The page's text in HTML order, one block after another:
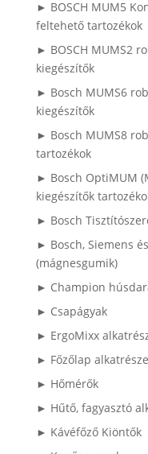
► BOSCH MUM5
feltehető tartozékok
► BOSCH MUMS2
kiegészítők
► Bosch MUMS6
kiegészítők
► Bosch MUMS8
tartozékok
► Bosch OptiMUM
kiegészítők
► Bosch
► Bosch, Siemens
(mágnesgumik)
► Champion
► Csapágyak
► ErgoMixx
► Főzőlap
► Hőmérők
► Hűtő, fagyasztó
► Kávéfőző Kiöntők